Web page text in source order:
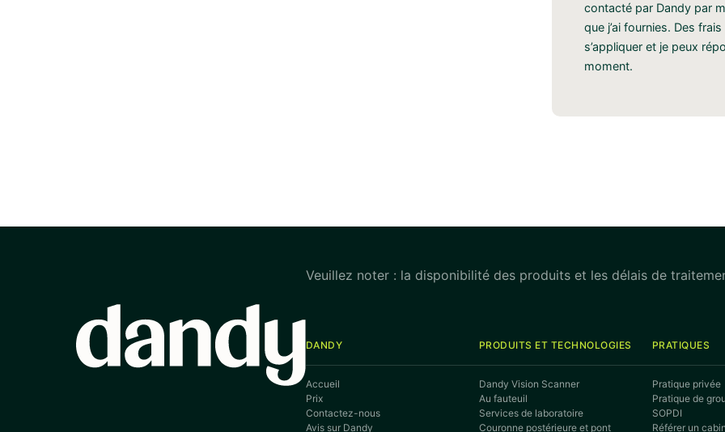
contacté par Dandy par
que j’ai fournies. Des
s’appliquer et je peux
moment.
Veuillez noter : la disponibilité des produits et les délais de
DANDY
Accueil
Prix
Contactez-nous
Avis sur Dandy
PRODUITS ET TECHNOLOGIES
Dandy Vision Scanner
Au fauteuil
Services de laboratoire
Couronne postérieure et pont
PRATIQUES
Pratique privée
Pratique de
SOPDI
Référer un